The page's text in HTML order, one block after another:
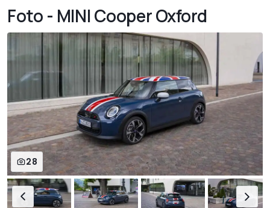
Foto - MINI Cooper Oxford
28